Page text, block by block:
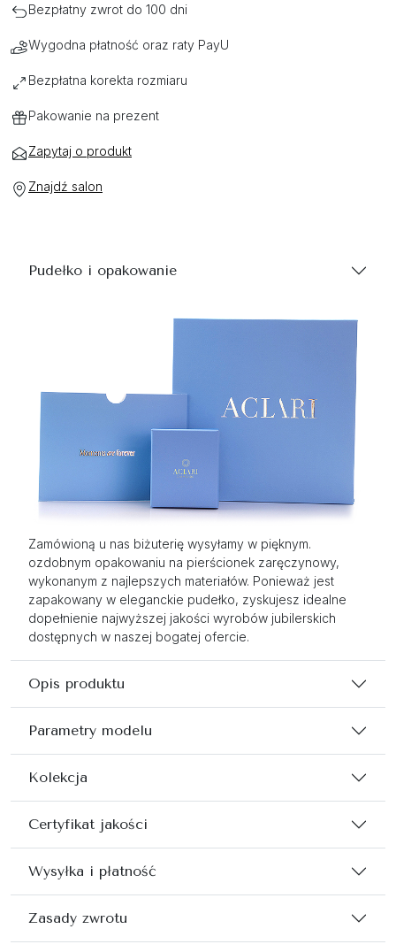
Bezpłatny zwrot do 100 dni
Wygodna płatność oraz raty PayU
Bezpłatna korekta rozmiaru
Pakowanie na prezent
Zapytaj o produkt
Znajdź salon
Pudełko i opakowanie
Zamówioną u nas biżuterię wysyłamy w pięknym.
ozdobnym opakowaniu na pierścionek zaręczynowy,
wykonanym z najlepszych materiałów. Ponieważ jest
zapakowany w eleganckie pudełko, zyskujesz idealne
dopełnienie najwyższej jakości wyrobów jubilerskich
dostępnych w naszej bogatej ofercie.
Opis produktu
Parametry modelu
Kolekcja
Certyfikat jakości
Wysyłka i płatność
Zasady zwrotu